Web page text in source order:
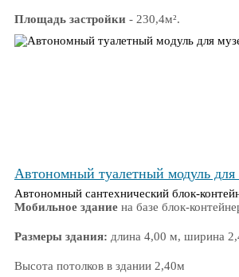
Площадь застройки - 230,4м².
Полезная площадь здания- 226м².
Автономный туалетный модуль
Автономный сантехнический блок-
Мобильное здание на базе блок-
Размеры здания: длина 4,00 м, ширина
Высота потолков в здании 2,40м